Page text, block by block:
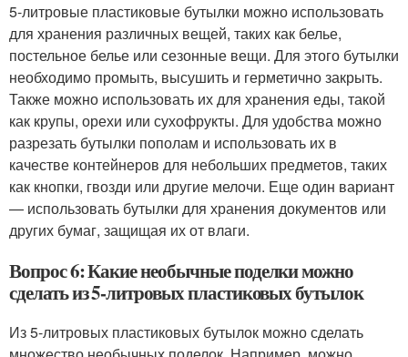
5-литровые пластиковые бутылки можно использовать
для хранения различных вещей, таких как белье,
постельное белье или сезонные вещи. Для этого бутылки
необходимо промыть, высушить и герметично закрыть.
Также можно использовать их для хранения еды, такой
как крупы, орехи или сухофрукты. Для удобства можно
разрезать бутылки пополам и использовать их в
качестве контейнеров для небольших предметов, таких
как кнопки, гвозди или другие мелочи. Еще один вариант
— использовать бутылки для хранения документов или
других бумаг, защищая их от влаги.
Вопрос 6: Какие необычные поделки можно
сделать из 5-литровых пластиковых бутылок
Из 5-литровых пластиковых бутылок можно сделать